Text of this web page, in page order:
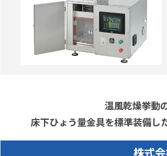
温風乾燥挙動
床下ひょう量金具を標準装備し
株式